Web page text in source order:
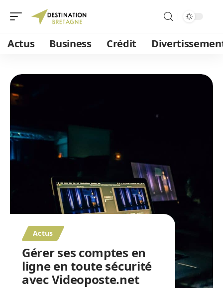
Actus Business Crédit
Actus
Gérer ses comptes en
ligne en toute sécurité
avec Videoposte.net